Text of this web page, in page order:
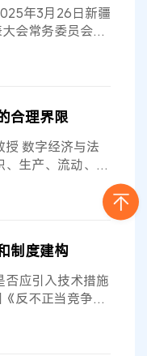
一、反不正当竞争
年3月26日新疆
会常务委员会第
则 第二章
，保护数据
建设，根据
合理界限
授 数字经济与法
、生产、流动、再
大用户产生
通过特定的算法
企业所
的数据企业，
在先的 数据 企业为
本，其利
制度建构
否应引入技术措施
反不正当竞争法
引入了技术管理
清、制度目标不